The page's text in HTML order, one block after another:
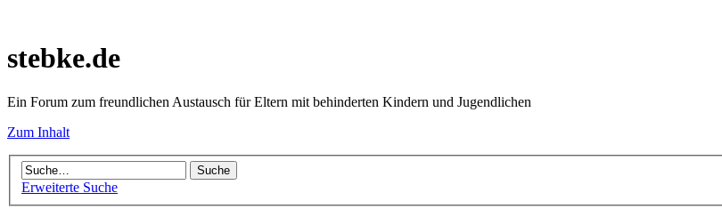
stebke.de
Ein Forum zum freundlichen Austausch für Eltern mit behinderten Kindern und Jugendlichen
Zum Inhalt
Erweiterte Suche